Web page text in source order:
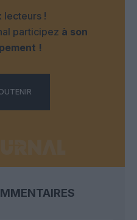
lecteurs !
participez à son
!